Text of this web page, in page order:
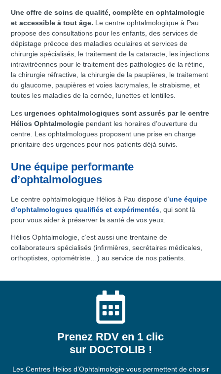
Une offre de soins de qualité, complète en ophtalmologie
et accessible à tout âge. Le centre ophtalmologique à Pau
propose des consultations pour les enfants, des services de
dépistage précoce des maladies oculaires et services de
chirurgie spécialisés, le traitement de la cataracte, les injections
intravitréennes pour le traitement des pathologies de la rétine,
la chirurgie réfractive, la chirurgie de la paupières, le traitement
du glaucome, paupières et voies lacrymales, le strabisme, et
toutes les maladies de la cornée, lunettes et lentilles.
Les urgences ophtalmologiques sont assurés par le centre
Hélios Ophtalmologie pendant les horaires d’ouverture du
centre. Les ophtalmologues proposent une prise en charge
prioritaire des urgences pour nos patients déjà suivis.
Une équipe performante
d’ophtalmologues
Le centre ophtalmologique Hélios à Pau dispose d’une équipe
d’ophtalmologues qualifiés et expérimentés , qui sont là
pour vous aider à préserver la santé de vos yeux.
Hélios Ophtalmologie, c’est aussi une trentaine de
collaborateurs spécialisés (infirmières, secrétaires médicales,
orthoptistes, optométriste…) au service de nos patients.
Prenez RDV en 1 clic
sur DOCTOLIB !
Les Centres Helios d’Ophtalmologie vous permettent de choisir